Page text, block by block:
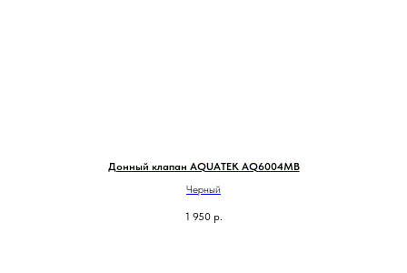
Донный клапан AQUATEK AQ6004MB
Черный
1 950 р.